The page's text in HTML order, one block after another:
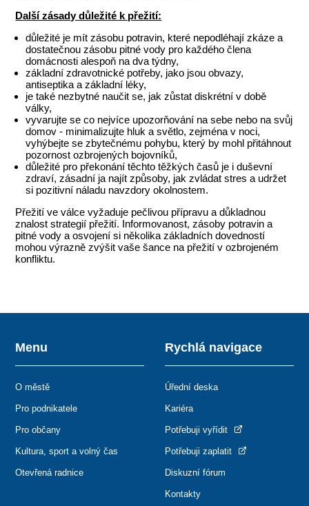
Další zásady důležité k přežití:
důležité je mít zásobu potravin, které nepodléhají zkáze a
dostatečnou zásobu pitné vody pro každého člena
domácnosti alespoň na dva týdny,
základní zdravotnické potřeby, jako jsou obvazy,
antiseptika a základní léky,
je také nezbytné naučit se, jak zůstat diskrétní v době
války,
vyvarujte se co nejvíce upozorňování na sebe nebo na svůj
domov - minimalizujte hluk a světlo, zejména v noci,
vyhýbejte se zbytečnému pohybu, který by mohl přitáhnout
pozornost ozbrojených bojovníků,
důležité pro překonání těchto těžkých časů je i duševní
zdraví, zásadní ja najít způsoby, jak zvládat stres a udržet
si pozitivní náladu navzdory okolnostem.
Přežití ve válce vyžaduje pečlivou přípravu a důkladnou
znalost strategií přežití. Informovanost, zásoby potravin a
pitné vody a osvojení si několika základních dovedností
mohou výrazně zvýšit vaše šance na přežití v ozbrojeném
konfliktu.
Menu
O městě
Pro podnikatele
Pro občany
Kultura, sport a volný čas
Otevřená radnice
Rychlá navigace
Úřední deska
Kariéra
Potřebuji vyřídit
Potřebuji zaplatit
Diskuzní fórum
Kontakty